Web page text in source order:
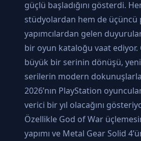
güçlü başladığını gösterdi.
stüdyolardan hem de üçüncü
yapımcılardan gelen
bir oyun kataloğu vaat ediyor.
büyük bir serinin dönüşü, yeni
serilerin modern
2026’nın PlayStation
verici bir yıl olacağını
Özellikle God of War
yapımı ve Metal Gear Solid